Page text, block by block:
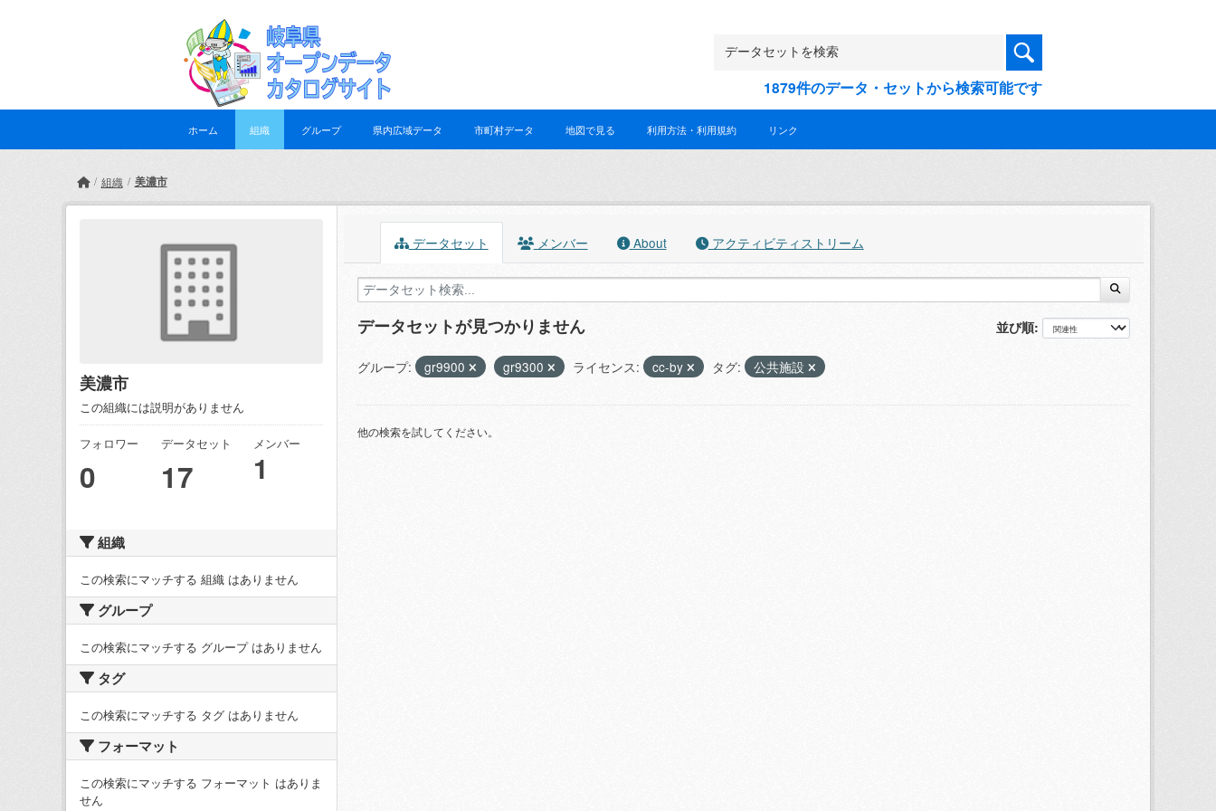
1879件のデータ・セットから検索可能です
ホーム 組織 グループ 県内広域データ 市町村データ 地図で見る 利用方法・利用規約 リンク
組織 美濃市
美濃市
この組織には説明がありません
フォロワー
0
データセット
17
メンバー
1
組織
この検索にマッチする 組織 はありません
グループ
この検索にマッチする グループ はありません
タグ
この検索にマッチする タグ はありません
フォーマット
この検索にマッチする フォーマット はありま
せん
データセット メンバー About アクティビティストリーム
並び順
データセットが見つかりません
グループ: gr9900 gr9300 ライセンス: cc-by タグ: 公共施設
他の検索を試してください。